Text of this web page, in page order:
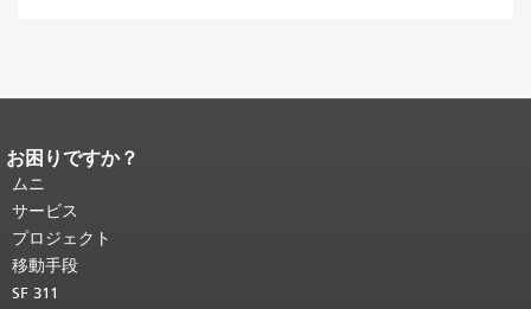
ページコンテンツの終わり。
ジの残りの部分はすべてのページで繰
り返されます。
頭に戻る。
お困りですか？
ムニ
サービス
プロジェクト
移動手段
SF 311